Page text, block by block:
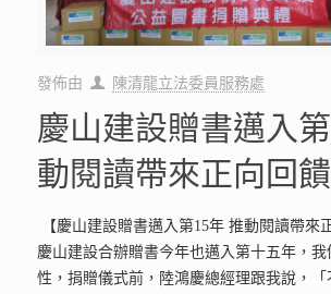
發佈由 陳清龍立法委員服務處
慶山建設贈書邁入
動閱讀帶來正向回饋
【慶山建設贈書邁入第15年 推動閱讀帶來
慶山建設合辦贈書今年也邁入第十五年，
性，捐贈儀式前，陸鴻慶總經理跟我說，